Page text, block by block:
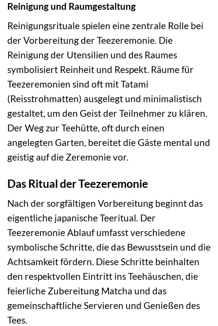
Reinigung und Raumgestaltung
Reinigungsrituale spielen eine zentrale Rolle bei
der Vorbereitung der Teezeremonie. Die
Reinigung der Utensilien und des Raumes
symbolisiert Reinheit und Respekt. Räume für
Teezeremonien sind oft mit Tatami
(Reisstrohmatten) ausgelegt und minimalistisch
gestaltet, um den Geist der Teilnehmer zu klären.
Der Weg zur Teehütte, oft durch einen
angelegten Garten, bereitet die Gäste mental und
geistig auf die Zeremonie vor.
Das Ritual der Teezeremonie
Nach der sorgfältigen Vorbereitung beginnt das
eigentliche japanische Teeritual. Der
Teezeremonie Ablauf umfasst verschiedene
symbolische Schritte, die das Bewusstsein und die
Achtsamkeit fördern. Diese Schritte beinhalten
den respektvollen Eintritt ins Teehäuschen, die
feierliche Zubereitung Matcha und das
gemeinschaftliche Servieren und Genießen des
Tees.